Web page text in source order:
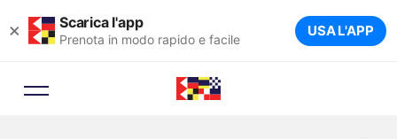
× Scarica l'app
Prenota in modo rapido e facile USA L'APP